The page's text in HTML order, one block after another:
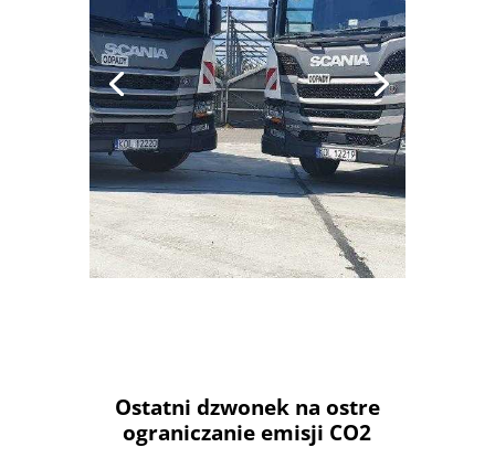
SYSTEM
Ostatni dzwonek na ostre
ograniczanie emisji CO2